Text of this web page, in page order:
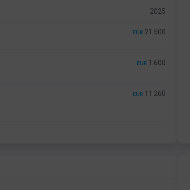
2025
EUR 21 500
EUR 1 600
EUR 11 260